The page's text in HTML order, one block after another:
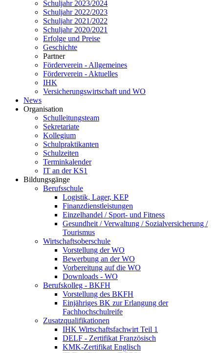
Schuljahr 2023/2024
Schuljahr 2022/2023
Schuljahr 2021/2022
Schuljahr 2020/2021
Erfolge und Preise
Geschichte
Partner
Förderverein - Allgemeines
Förderverein - Aktuelles
IHK
Versicherungswirtschaft und WO
News
Organisation
Schulleitungsteam
Sekretariate
Kollegium
Schulpraktikanten
Schulzeiten
Terminkalender
IT an der KS1
Bildungsgänge
Berufsschule
Logistik, Lager, KEP
Finanzdienstleistungen
Einzelhandel / Sport- und Fitness
Gesundheit / Verwaltung / Sozialversicherung /
Tourismus
Wirtschaftsoberschule
Vorstellung der WO
Bewerbung an der WO
Vorbereitung auf die WO
Downloads - WO
Berufskolleg - BKFH
Vorstellung des BKFH
Einjähriges BK zur Erlangung der
Fachhochschulreife
Zusatzqualifikationen
IHK Wirtschaftsfachwirt Teil 1
DELF - Zertifikat Französisch
KMK-Zertifikat Englisch